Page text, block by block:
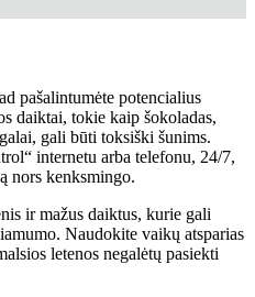
pašalintumėte potencialius
daiktai, tokie kaip šokoladas,
gali būti toksiški šunims.
internetu arba telefonu, 24/7,
nors kenksmingo.
ir mažus daiktus, kurie gali
Naudokite vaikų atsparias
letenos negalėtų pasiekti